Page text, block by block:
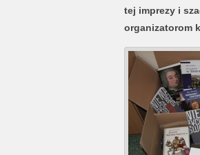
tej imprezy i
organizatorom